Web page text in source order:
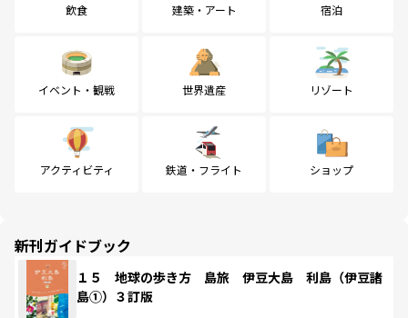
飲食 建築・アート 宿泊
イベント・観戦 世界遺産 リゾート
アクティビティ 鉄道・フライト ショップ
新刊ガイドブック
１５ 地球の歩き方 島旅 伊豆大島 利島（伊豆諸
島①）３訂版